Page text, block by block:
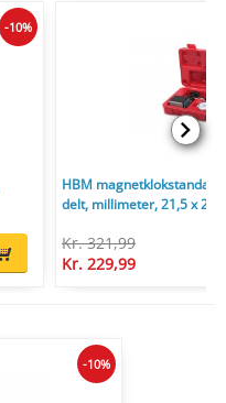
-10%
HBM
delt, millimeter, 21,5 x
Kr. 321,99
Kr. 229,99
-10%